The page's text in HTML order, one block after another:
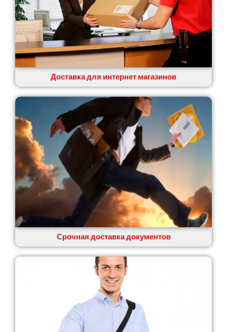
Славутич
Слобожанское
Смела
Софиевская Борщаговка
Сокольники
Солоницевка
Староконстантинов
Старые Петровцы
Стебник
Стоянка
Стрый
Сумы
Светловодск
Святопетровское
Тальное
Тарасовка
Тернополь
Терновка
Трусковец
Тульчин
Украинка
Умань
Великий Омеляник
Верхнеднепровск
Доставка для интернет магазинов
Срочная доставка документов